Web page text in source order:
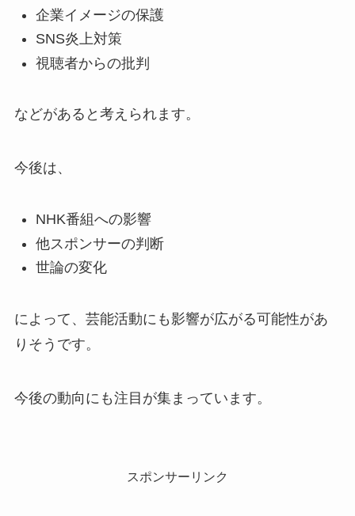
企業イメージの保護
SNS炎上対策
視聴者からの批判
などがあると考えられます。
今後は、
NHK番組への影響
他スポンサーの判断
世論の変化
によって、芸能活動にも影響が広がる可能性があ
りそうです。
今後の動向にも注目が集まっています。
スポンサーリンク